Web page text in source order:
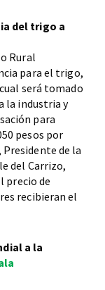
del trigo a
Rural
para el trigo,
será tomado
la industria y
para
pesos por
de la
del Carrizo,
precio de
recibieran el
a la